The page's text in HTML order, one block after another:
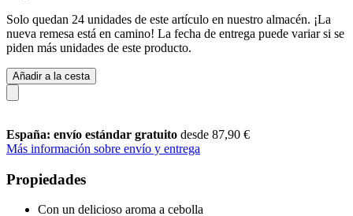
Solo quedan 24 unidades de este artículo en nuestro almacén. ¡La
nueva remesa está en camino! La fecha de entrega puede variar si se
piden más unidades de este producto.
Añadir a la cesta
España: envío estándar gratuito desde 87,90 €
Más información sobre envío y entrega
Propiedades
Con un delicioso aroma a cebolla